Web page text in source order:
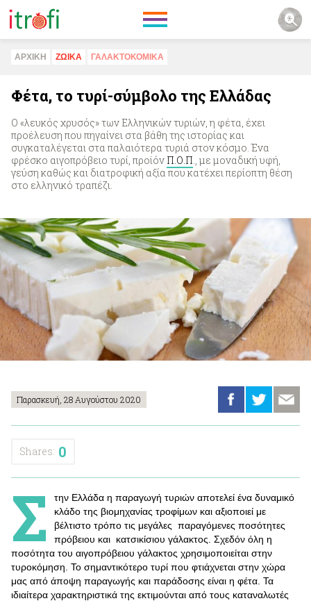
ΑΡΧΙΚΗ ΖΩΙΚA ΓΑΛΑΚΤΟΚΟΜΙΚA
Φέτα, το τυρί-σύμβολο της Ελλάδας
Ο «λευκός χρυσός» των Ελληνικών τυριών, η φέτα, έχει
προέλευση που πηγαίνει στα βάθη της ιστορίας και
συγκαταλέγεται στα παλαιότερα τυριά στον κόσμο. Ένα
φρέσκο αιγοπρόβειο τυρί, προϊόν Π.Ο.Π., με μοναδική υφή,
γεύση καθώς και διατροφική αξία που κατέχει περίοπτη θέση
στο ελληνικό τραπέζι.
Παρασκευή, 28 Αυγούστου 2020
Shares: 0
Σ
την Ελλάδα η παραγωγή τυριών αποτελεί ένα δυναμικό
κλάδο της βιομηχανίας τροφίμων και αξιοποιεί με
βέλτιστο τρόπο τις μεγάλες παραγόμενες ποσότητες
πρόβειου και κατσικίσιου γάλακτος. Σχεδόν όλη η
ποσότητα του αιγοπρόβειου γάλακτος χρησιμοποιείται στην
τυροκόμηση. Το σημαντικότερο τυρί που φτιάχνεται στην χώρα
μας από άποψη παραγωγής και παράδοσης είναι η φέτα. Τα
ιδιαίτερα χαρακτηριστικά της εκτιμούνται από τους καταναλωτές